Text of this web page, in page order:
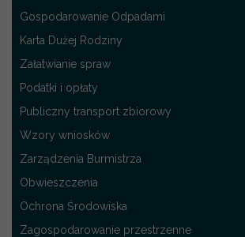
Gospodarowanie Odpadami
Karta Dużej Rodziny
Załatwianie spraw
Podatki i opłaty
Publiczny transport zbiorowy
Wzory wniosków
Zarządzenia Burmistrza
Obwieszczenia
Ochrona Środowiska
Zagospodarowanie przestrzenne